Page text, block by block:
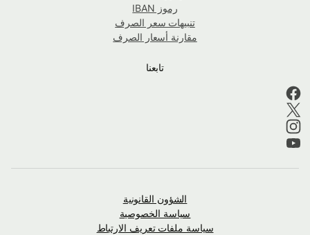
رموز IBAN
تنبيهات سعر الصرف
مقارنة أسعار الصرف
تابعنا
الشؤون القانونية
سياسة الخصوصية
سياسة ملفات تعريف الارتباط